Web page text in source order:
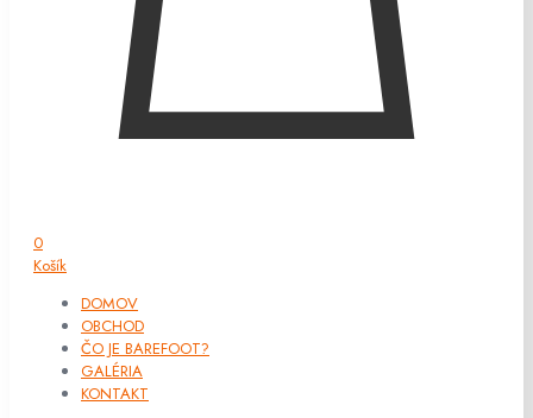
0
Košík
DOMOV
OBCHOD
ČO JE BAREFOOT?
GALÉRIA
KONTAKT